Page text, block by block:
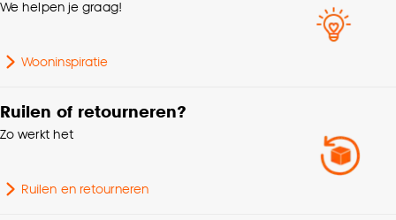
Hoogte
We helpen je graag!
Wooninspiratie
Ruilen of retourneren?
Zo werkt het
Ruilen en retourneren